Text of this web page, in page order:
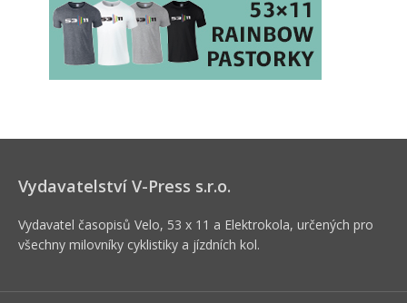
Vydavatelství V-Press s.r.o.
Vydavatel časopisů Velo, 53 x 11 a Elektrokola, určených pro
všechny milovníky cyklistiky a jízdních kol.